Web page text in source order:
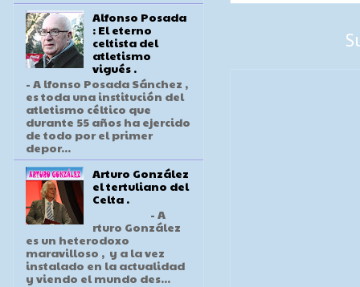
Alfonso Posada
: El eterno
celtista del
atletismo
vigués .
- A lfonso Posada Sánchez ,
es toda una institución del
atletismo céltico que
durante 55 años ha ejercido
de todo por el primer
depor...
Arturo González
el tertuliano del
Celta .
- A
rturo González
es un heterodoxo
maravilloso , y a la vez
instalado en la actualidad
y viendo el mundo des...